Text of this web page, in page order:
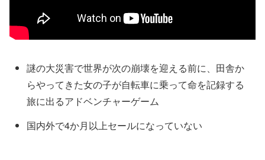
謎の大災害で世界が次の崩壊を迎える前に、田舎か
らやってきた女の子が自転車に乗って命を記録する
旅に出るアドベンチャーゲーム
国内外で4か月以上セールになっていない